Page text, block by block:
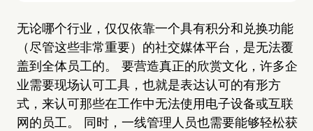
无论哪个行业，仅仅依靠一个具有积分和兑换功能
（尽管这些非常重要）的社交媒体平台，是无法覆
盖到全体员工的。 要营造真正的欣赏文化，许多企
业需要现场认可工具，也就是表达认可的有形方
式，来认可那些在工作中无法使用电子设备或互联
网的员工。 同时，一线管理人员也需要能够轻松获